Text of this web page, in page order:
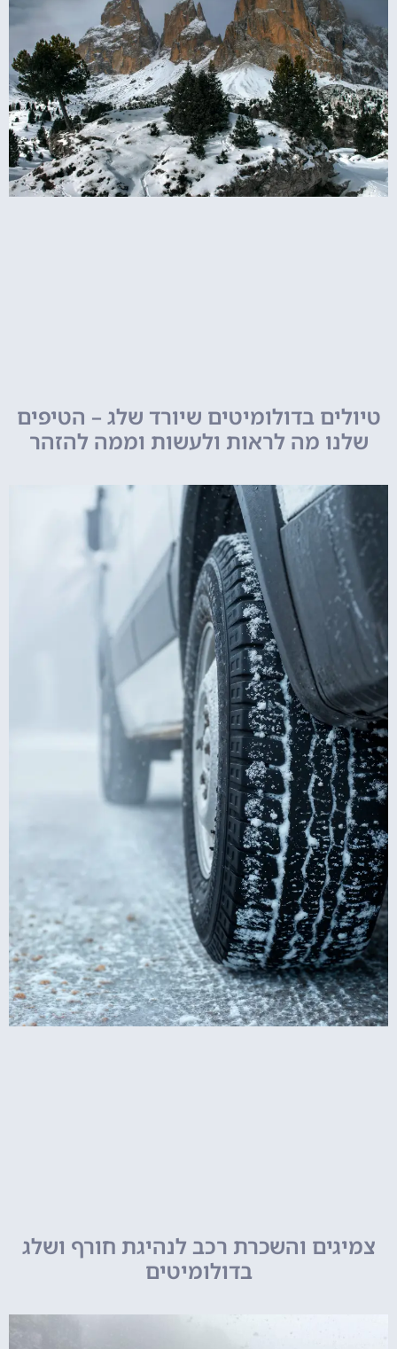
טיולים בדולומיטים שיורד שלג – הטיפים
שלנו מה לראות ולעשות וממה להזהר
צמיגים והשכרת רכב לנהיגת חורף ושלג
בדולומיטים